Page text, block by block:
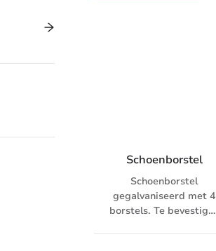
Schoenborstel
Schoenborstel
gegalvaniseerd met 4
borstels. Te bevestigen